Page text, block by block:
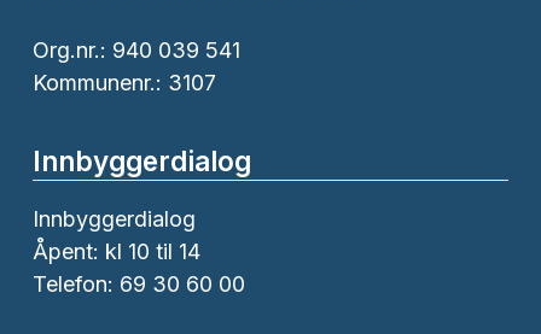
Org.nr.: 940 039 541
Kommunenr.: 3107
Innbyggerdialog
Innbyggerdialog
Åpent: kl 10 til 14
Telefon: 69 30 60 00